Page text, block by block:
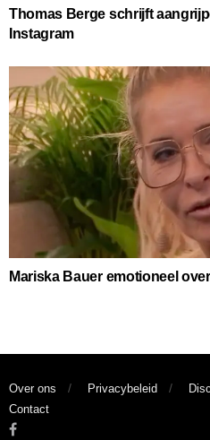
Thomas Berge schrijft
Instagram
Mariska Bauer emotioneel
Over ons Privacybeleid
Contact